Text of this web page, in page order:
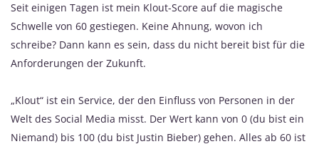
Seit einigen Tagen ist mein Klout-Score auf die magische
Schwelle von 60 gestiegen. Keine Ahnung, wovon ich
schreibe? Dann kann es sein, dass du nicht bereit bist für die
Anforderungen der Zukunft.
„Klout“ ist ein Service, der den Einfluss von Personen in der
Welt des Social Media misst. Der Wert kann von 0 (du bist ein
Niemand) bis 100 (du bist Justin Bieber) gehen. Alles ab 60 ist